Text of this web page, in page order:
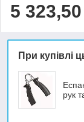
5 323,50
При купівлі
рук